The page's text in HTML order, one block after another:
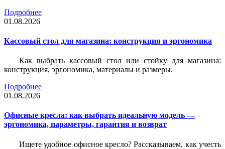
Подробнее
01.08.2026
Кассовый стол для магазина: конструкция и эргономика
Как выбрать кассовый стол или стойку для магазина:
конструкция, эргономика, материалы и размеры.
Подробнее
01.08.2026
Офисные кресла: как выбрать идеальную модель —
эргономика, параметры, гарантия и возврат
Ищете удобное офисное кресло? Рассказываем, как учесть